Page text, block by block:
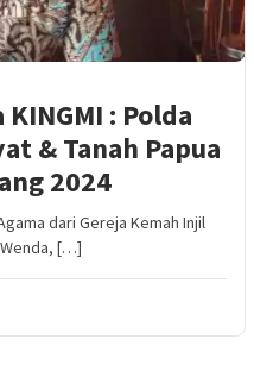
: Polda
& Tanah Papua
2024
dari Gereja Kemah Injil
Wenda, […]